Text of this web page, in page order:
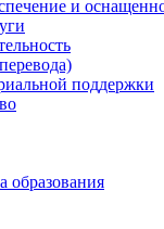
и
поддержки
образования